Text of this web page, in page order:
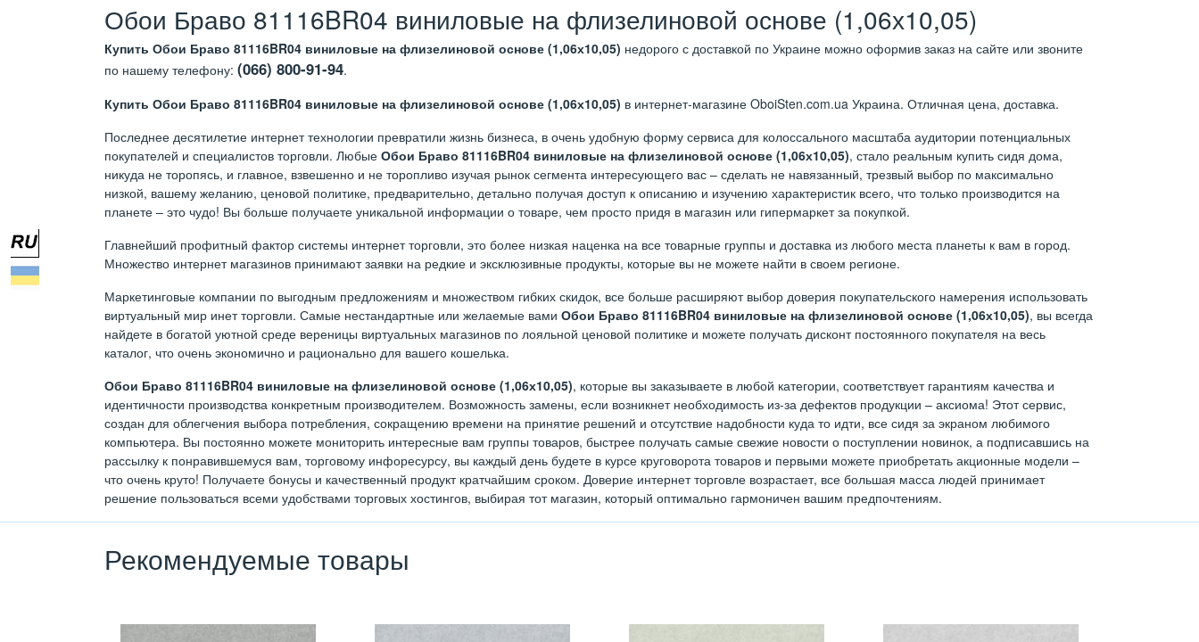
Обои Браво 81116BR04 виниловые на флизелиновой основе (1,06х10,05)
Купить Обои Браво 81116BR04 виниловые на флизелиновой основе (1,06х10,05) недорого с доставкой по Украине можно оформив заказ на сайте или звоните
по нашему телефону: (066) 800-91-94.
Купить Обои Браво 81116BR04 виниловые на флизелиновой основе (1,06х10,05) в интернет-магазине OboiSten.com.ua Украина. Отличная цена, доставка.
Последнее десятилетие интернет технологии превратили жизнь бизнеса, в очень удобную форму сервиса для колоссального масштаба аудитории потенциальных
покупателей и специалистов торговли. Любые Обои Браво 81116BR04 виниловые на флизелиновой основе (1,06х10,05), стало реальным купить сидя дома,
никуда не торопясь, и главное, взвешенно и не торопливо изучая рынок сегмента интересующего вас – сделать не навязанный, трезвый выбор по максимально
низкой, вашему желанию, ценовой политике, предварительно, детально получая доступ к описанию и изучению характеристик всего, что только производится на
планете – это чудо! Вы больше получаете уникальной информации о товаре, чем просто придя в магазин или гипермаркет за покупкой.
Главнейший профитный фактор системы интернет торговли, это более низкая наценка на все товарные группы и доставка из любого места планеты к вам в город.
Множество интернет магазинов принимают заявки на редкие и эксклюзивные продукты, которые вы не можете найти в своем регионе.
Маркетинговые компании по выгодным предложениям и множеством гибких скидок, все больше расширяют выбор доверия покупательского намерения использовать
виртуальный мир инет торговли. Самые нестандартные или желаемые вами Обои Браво 81116BR04 виниловые на флизелиновой основе (1,06х10,05), вы всегда
найдете в богатой уютной среде вереницы виртуальных магазинов по лояльной ценовой политике и можете получать дисконт постоянного покупателя на весь
каталог, что очень экономично и рационально для вашего кошелька.
Обои Браво 81116BR04 виниловые на флизелиновой основе (1,06х10,05), которые вы заказываете в любой категории, соответствует гарантиям качества и
идентичности производства конкретным производителем. Возможность замены, если возникнет необходимость из-за дефектов продукции – аксиома! Этот сервис,
создан для облегчения выбора потребления, сокращению времени на принятие решений и отсутствие надобности куда то идти, все сидя за экраном любимого
компьютера. Вы постоянно можете мониторить интересные вам группы товаров, быстрее получать самые свежие новости о поступлении новинок, а подписавшись на
рассылку к понравившемуся вам, торговому инфоресурсу, вы каждый день будете в курсе круговорота товаров и первыми можете приобретать акционные модели –
что очень круто! Получаете бонусы и качественный продукт кратчайшим сроком. Доверие интернет торговле возрастает, все большая масса людей принимает
решение пользоваться всеми удобствами торговых хостингов, выбирая тот магазин, который оптимально гармоничен вашим предпочтениям.
Рекомендуемые товары